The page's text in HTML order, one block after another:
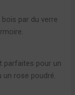
par du verre
parfaites pour un
un rose poudré.